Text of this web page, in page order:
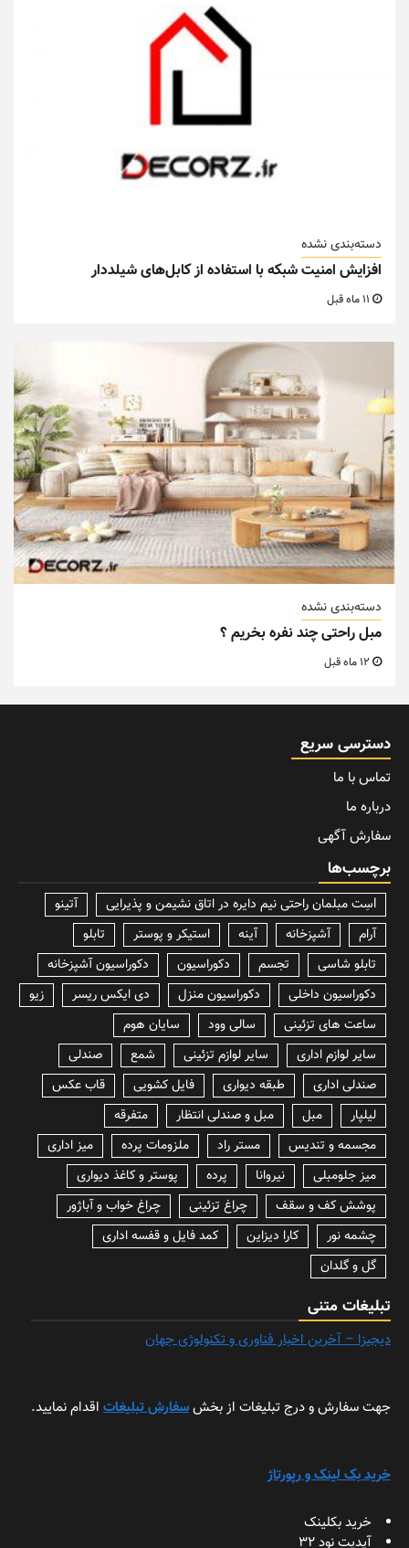
دسته‌بندی نشده
افزایش امنیت شبکه با استفاده از کابل‌های شیلددار
دسته‌بندی نشده
مبل راحتی چند نفره بخریم ؟
دسترسی سریع
تماس با ما
درباره ما
سفارش آگهی
برچسب‌ها
lسِت مبلمان راحتی نیم دایره در اتاق نشیمن و پذیرایی
آتینو
آرام
آشپزخانه آینه استیکر و پوستر
تابلو
تابلو شاسی
تجسم دکوراسیون
دکوراسیون آشپزخانه
دکوراسیون داخلی
دکوراسیون منزل دی ایکس ریسر
زیو
ساعت های تزئینی
سالی وود
سایان هوم
سایر لوازم اداری
سایر لوازم تزئینی شمع
صندلی
صندلی اداری
طبقه دیواری فایل کشویی
قاب عکس
لیلپار
مبل مبل و صندلی انتظار
متفرقه
مجسمه و تندیس
مستر راد ملزومات پرده
میز اداری
میز جلومبلی
نیروانا پرده
پوستر و کاغذ دیواری
پوشش کف و سقف
چراغ تزئینی
چراغ خواب و آباژور
چشمه نور
کارا دیزاین
کمد فایل و قفسه اداری
گل و گلدان
تبلیغات متنی
دیجیزا – آخرین اخبار فناوری و تکنولوژی جهان
جهت سفارش و درج تبلیغات از بخشسفارش تبلیغات اقدام نمایید.
خرید بک لینک و رپورتاژ
خرید بکلینک
آپدیت نود 32